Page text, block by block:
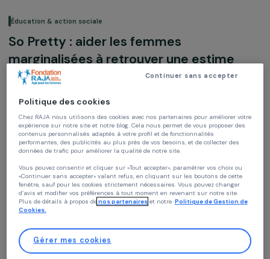
Éducation & action sociale
So Pretty : aider les femmes
marginalisées à retrouver une estime
d’elles-mêmes
AIEM
Soutenu en 2009
Politique des cookies
expérience sur notre site et notre blog. Cela nous permet de vous proposer
contenus personnalisés adaptés à votre profil et de fonctionnalités
performantes, des publicités au plus près de vos besoins, et de collecter des
données de trafic pour améliorer la qualité de notre site.
«Continuer sans accepter» valant refus, en cliquant sur les boutons de cette
fenêtre, sauf pour les cookies strictement nécessaires. Vous pouvez changer
d’avis et modifier vos préférences à tout moment en revenant sur notre site.
Plus de détails à propos denos partenaireset notre Politique de Gestion
Continuer sans accepter